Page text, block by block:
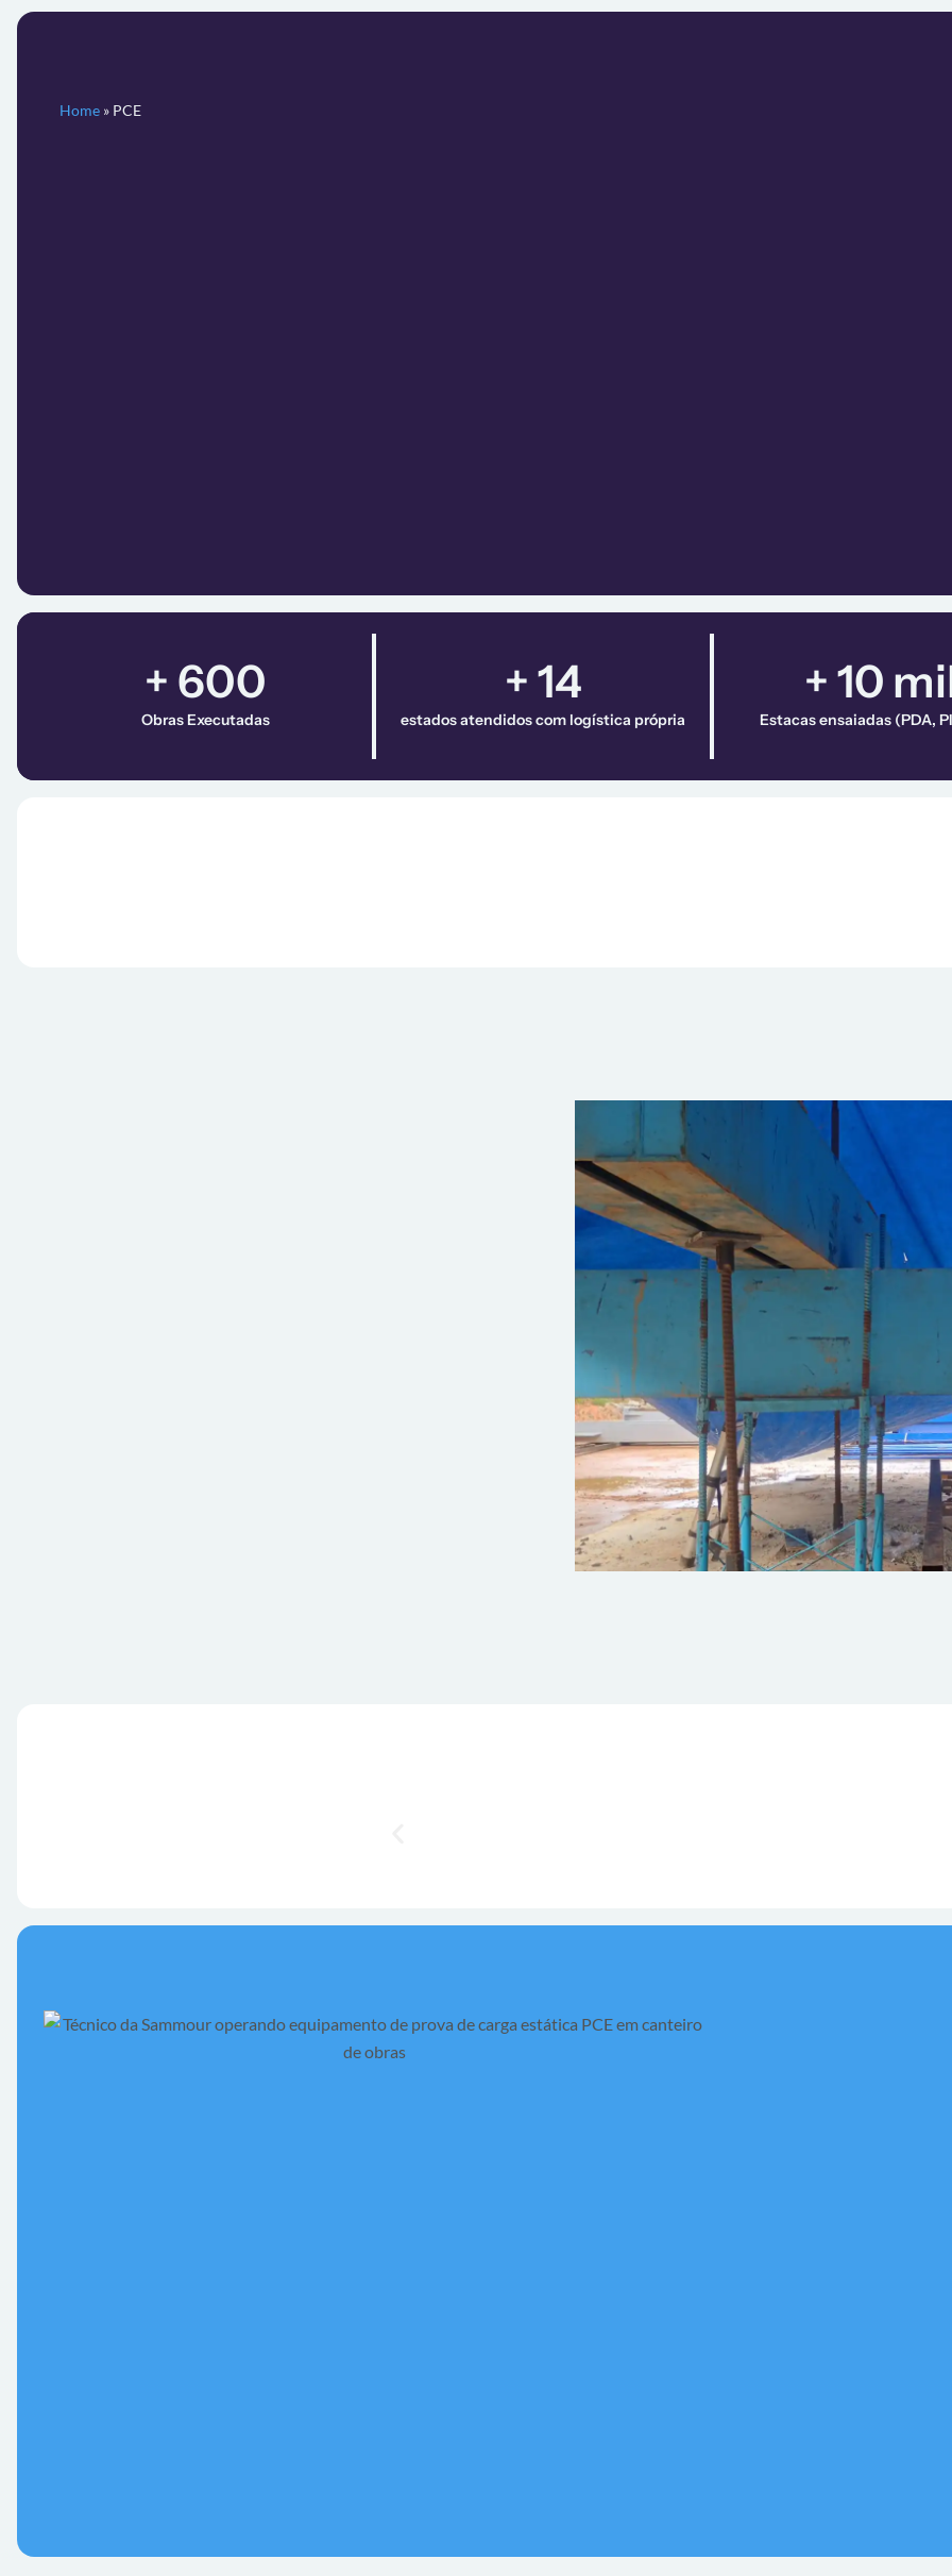
Home » PCE
+ 600
Obras Executadas
+ 14
estados atendidos com logística própria
+ 10
Estacas ensaiadas (PDA,